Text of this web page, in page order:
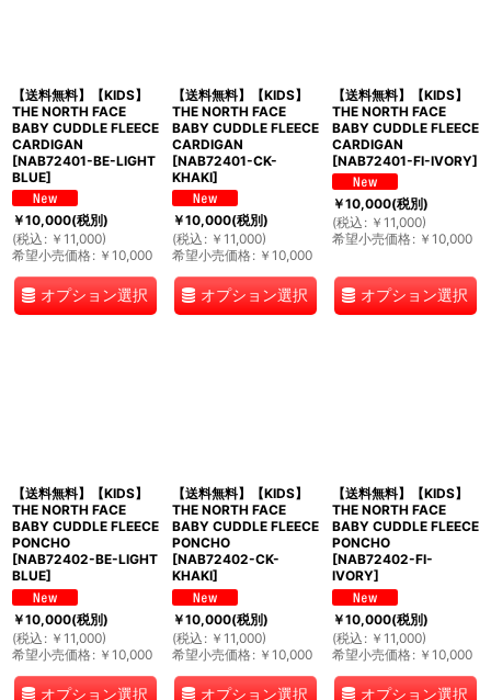
【送料無料】【KIDS】
THE NORTH FACE
BABY CUDDLE FLEECE
CARDIGAN
[NAB72401-BE-LIGHT
BLUE]
￥10,000(税別)
(税込 : ￥ 11,000)
希望小売価格: ￥ 10,000
オプション選択
【送料無料】【KIDS】
THE NORTH FACE
BABY CUDDLE FLEECE
CARDIGAN
[NAB72401-CK-
KHAKI]
￥10,000(税別)
(税込 : ￥ 11,000)
希望小売価格: ￥ 10,000
オプション選択
【送料無料】【KIDS】
THE NORTH FACE
BABY CUDDLE FLEECE
CARDIGAN
[NAB72401-FI-IVORY]
￥10,000(税別)
(税込 : ￥ 11,000)
希望小売価格: ￥ 10,000
オプション選択
【送料無料】【KIDS】
THE NORTH FACE
BABY CUDDLE FLEECE
PONCHO
[NAB72402-BE-LIGHT
BLUE]
￥10,000(税別)
(税込 : ￥ 11,000)
希望小売価格: ￥ 10,000
オプション選択
【送料無料】【KIDS】
THE NORTH FACE
BABY CUDDLE FLEECE
PONCHO
[NAB72402-CK-
KHAKI]
￥10,000(税別)
(税込 : ￥ 11,000)
希望小売価格: ￥ 10,000
オプション選択
【送料無料】【KIDS】
THE NORTH FACE
BABY CUDDLE FLEECE
PONCHO
[NAB72402-FI-
IVORY]
￥10,000(税別)
(税込 : ￥ 11,000)
希望小売価格: ￥ 10,000
オプション選択